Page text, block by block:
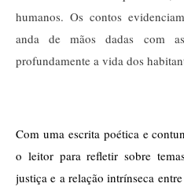
humanos. Os contos
anda de mãos dadas com
profundamente a vida dos
Com uma escrita poética e
o leitor para refletir sobre
justiça e a relação intrínseca